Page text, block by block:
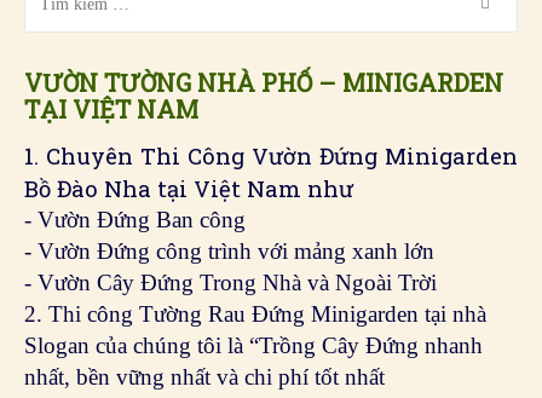
VƯỜN TƯỜNG NHÀ PHỐ – MINIGARDEN
TẠI VIỆT NAM
1. Chuyên Thi Công Vườn Đứng Minigarden
Bồ Đào Nha tại Việt Nam như
- Vườn Đứng Ban công
- Vườn Đứng công trình với mảng xanh lớn
- Vườn Cây Đứng Trong Nhà và Ngoài Trời
2. Thi công Tường Rau Đứng Minigarden tại nhà
Slogan của chúng tôi là “Trồng Cây Đứng nhanh
nhất, bền vững nhất và chi phí tốt nhất